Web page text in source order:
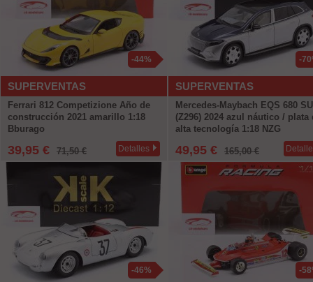
SUPERVENTAS
-44%
Ferrari 812 Competizione Año de
construcción 2021 amarillo 1:18
Bburago
39,95 € 71,50 € Detalles
SUPERVENTAS
-
Mercedes-Maybach EQS 680
(Z296) 2024 azul náutico / plata
alta tecnología 1:18 NZG
49,95 € 165,00 €
-46% -